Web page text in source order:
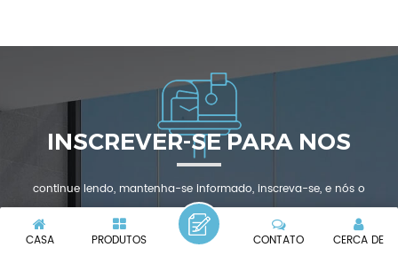
INSCREVER-SE PARA NOS
continue lendo, mantenha-se informado, inscreva-se, e nós o
convidamos a nos dizer o que você pensa.
CASA
PRODUTOS CERCA DE
CONTATO